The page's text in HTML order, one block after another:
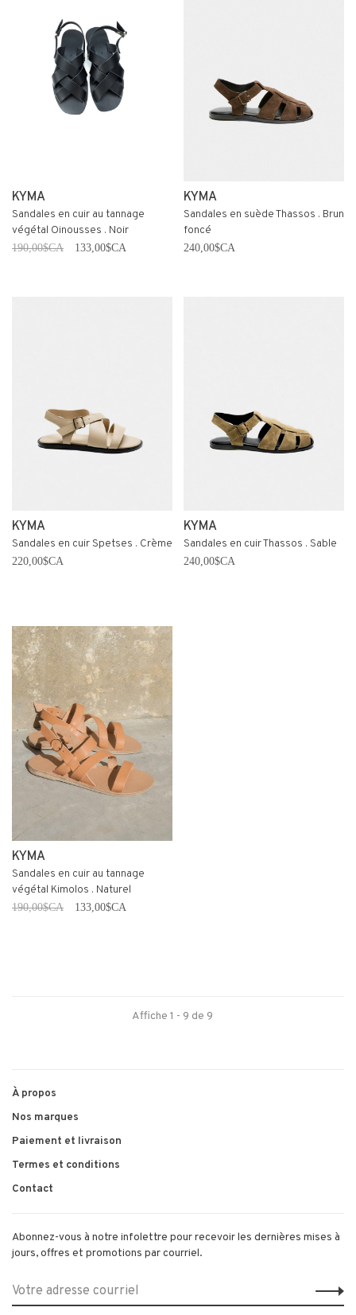
KYMA
Sandales en cuir au tannage
végétal Oinousses . Noir
190,00$CA 133,00$CA
KYMA
Sandales en suède Thassos . Brun
foncé
240,00$CA
KYMA
Sandales en cuir Spetses . Crème
220,00$CA
KYMA
Sandales en cuir Thassos . Sable
240,00$CA
KYMA
Sandales en cuir au tannage
végétal Kimolos . Naturel
190,00$CA 133,00$CA
Affiche 1 - 9 de 9
À propos
Nos marques
Paiement et livraison
Termes et conditions
Contact
Abonnez-vous à notre infolettre pour recevoir les dernières mises à
jours, offres et promotions par courriel.